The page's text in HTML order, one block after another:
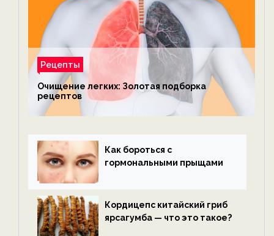
Рецепты
Очищение легких: Золотая подборка
рецептов
Как бороться с
гормональными прыщами
Кордицепс китайский гриб
ярсагумба — что это такое?